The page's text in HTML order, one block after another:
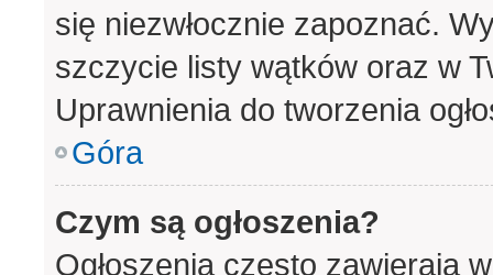
się niezwłocznie zapoznać.
szczycie listy wątków oraz w
Uprawnienia do tworzenia
Góra
Czym są ogłoszenia?
Ogłoszenia często zawierają